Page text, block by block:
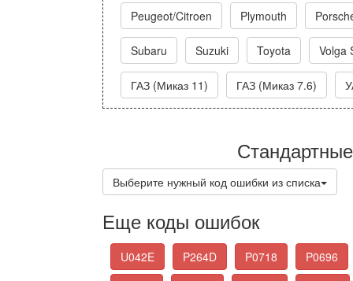
Peugeot/Citroen Plymouth
Subaru Suzuki Toyota Volga
ГАЗ (Миказ 11) ГАЗ (Миказ 7.6)
Выберите нужный код ошибки из списка
Еще коды ошибок
U042E P264D P0718
P0696